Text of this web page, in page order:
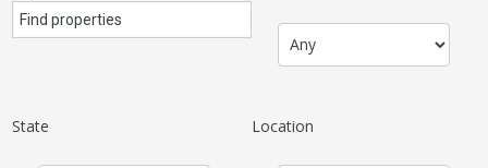
State Location